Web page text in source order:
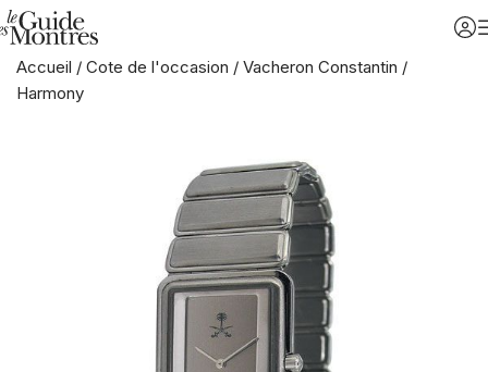
Accueil / Cote de l'occasion / Vacheron Constantin /
Harmony